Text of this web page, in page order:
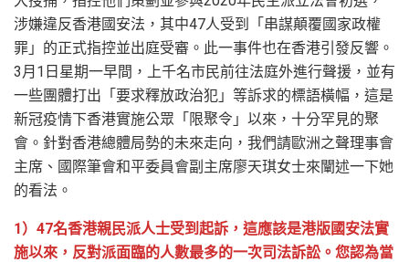
涉嫌違反香港國安法，其中47人受到「串謀顛覆國家政權
罪」的正式指控並出庭受審。此一事件也在香港引發反響。
3月1日星期一早間，上千名市民前往法庭外進行聲援，並有
一些團體打出「要求釋放政治犯」等訴求的標語橫幅，這是
新冠疫情下香港實施公眾「限聚令」以來，十分罕見的聚
會。針對香港總體局勢的未來走向，我們請歐洲之聲理事會
主席、國際筆會和平委員會副主席廖天琪女士來闡述一下她
的看法。
1）47名香港親民派人士受到起訴，這應該是港版國安法實
施以來，反對派面臨的人數最多的一次司法訴訟。您認為當